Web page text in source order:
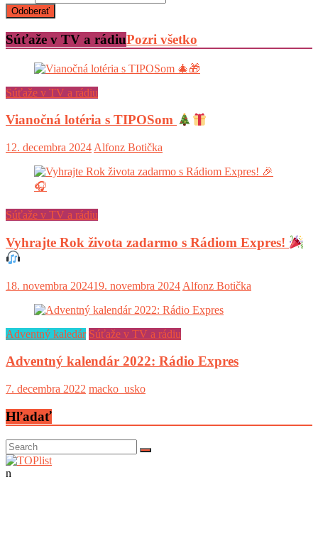
Súťaže v TV a rádiuPozri všetko
Súťaže v TV a rádiu
Vianočná lotéria s TIPOSom
12. decembra 2024 Alfonz Botička
Súťaže v TV a rádiu
Vyhrajte Rok života zadarmo s Rádiom Expres!
18. novembra 202419. novembra 2024 Alfonz Botička
Adventný kaledár Súťaže v TV a rádiu
Adventný kalendár 2022: Rádio Expres
7. decembra 2022 macko_usko
Hľadať
n